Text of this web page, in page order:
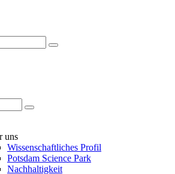
uns
Wissenschaftliches Profil
Potsdam Science Park
Nachhaltigkeit